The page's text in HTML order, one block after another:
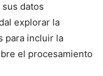
datos
explorar la
para incluir la
el procesamiento